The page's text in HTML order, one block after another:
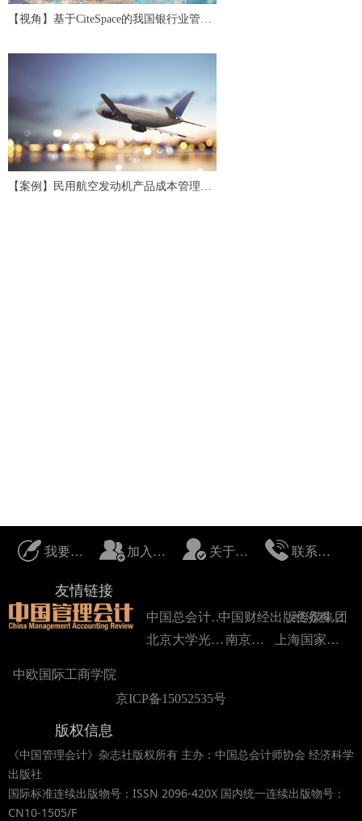
【视角】基于CiteSpace的我国银行业管理
【案例】民用航空发动机产品成本管理应
我要投稿 加入我们 关于我们 联系我们
友情链接
版权信息
《中国管理会计》杂志社版权所有 主办：中国总会计师协会 经济科学
出版社
国际标准连续出版物号：ISSN 2096-420X 国内统一连续出版物号：
CN10-1505/F
中国总会计师协会中国财经出版传媒集团
经济科学出版社
中欧国际工商学院
北京大学光华管理学院 南京大学 上海国家会计学院
京ICP备15052535号